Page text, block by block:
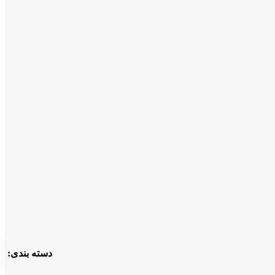
دسته بندی: